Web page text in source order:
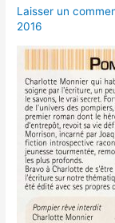
Laisser un
2016